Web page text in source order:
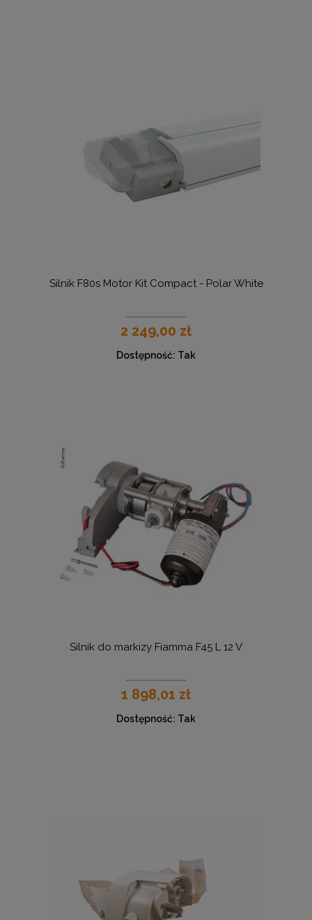
Silnik F80s Motor Kit Compact - Polar White
2 249,00 zł
Dostępność: Tak
Silnik do markizy Fiamma F45 L 12 V
1 898,01 zł
Dostępność: Tak